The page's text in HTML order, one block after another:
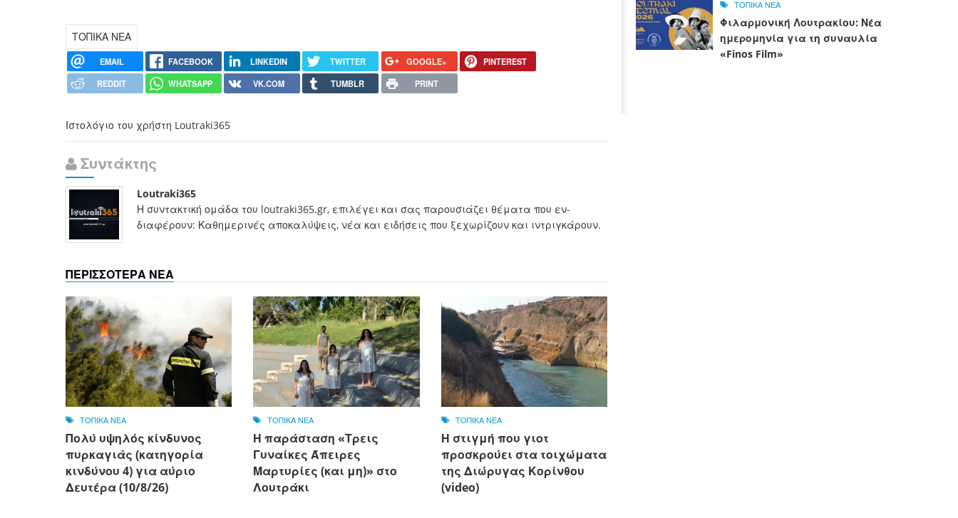
ΤΟΠΙΚΑ ΝΕΑ
EMAIL FACEBOOK LINKEDIN TWITTER GOOGLE+
PINTEREST
REDDIT
WHATSAPP VK.COM TUMBLR PRINT
Ιστολόγιο του χρήστη Loutraki365
Συντάκτης
Loutraki365
Η συντακτική ομάδα του loutraki365.gr, επιλέγει και σας παρουσιάζει θέματα που εν-
διαφέρουν: Καθημερινές αποκαλύψεις, νέα και ειδήσεις που ξεχωρίζουν και ιντριγκάρουν.
ΠΕΡΙΣΣΟΤΕΡΑ ΝΕΑ
ΤΟΠΙΚΑ ΝΕΑ
Πολύ υψηλός κίνδυνος
πυρκαγιάς (κατηγορία
κινδύνου 4) για αύριο
Δευτέρα (10/8/26)
ΤΟΠΙΚΑ ΝΕΑ
Η παράσταση «Τρεις
Γυναίκες Άπειρες
Μαρτυρίες (και μη)» στο
Λουτράκι
ΤΟΠΙΚΑ ΝΕΑ
Η στιγμή που γιοτ
προσκρούει στα τοιχώματα
της Διώρυγας Κορίνθου
(video)
ΤΟΠΙΚΑ ΝΕΑ
Φιλαρμονική Λουτρακίου: Νέα
ημερομηνία για τη συναυλία
«Finos Film»